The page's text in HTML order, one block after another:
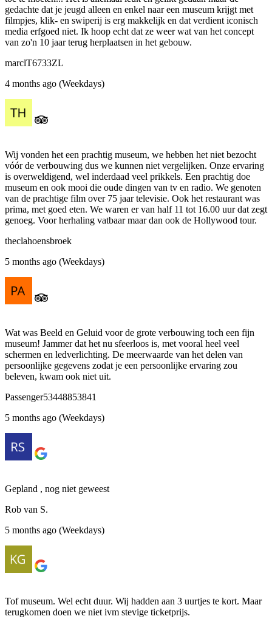
gedachte dat je jeugd alleen en enkel naar een museum krijgt met
filmpjes, klik- en swiperij is erg makkelijk en dat verdient iconisch
media erfgoed niet. Ik hoop echt dat ze weer wat van het concept
van zo'n 10 jaar terug herplaatsen in het gebouw.
marclT6733ZL
4 months ago (Weekdays)
Wij vonden het een prachtig museum, we hebben het niet bezocht
vóór de verbouwing dus we kunnen niet vergelijken. Onze ervaring
is overweldigend, wel inderdaad veel prikkels. Een prachtig doe
museum en ook mooi die oude dingen van tv en radio. We genoten
van de prachtige film over 75 jaar televisie. Ook het restaurant was
prima, met goed eten. We waren er van half 11 tot 16.00 uur dat zegt
genoeg. Voor herhaling vatbaar maar dan ook de Hollywood tour.
theclahoensbroek
5 months ago (Weekdays)
Wat was Beeld en Geluid voor de grote verbouwing toch een fijn
museum! Jammer dat het nu sfeerloos is, met vooral heel veel
schermen en ledverlichting. De meerwaarde van het delen van
persoonlijke gegevens zodat je een persoonlijke ervaring zou
beleven, kwam ook niet uit.
Passenger53448853841
5 months ago (Weekdays)
Gepland , nog niet geweest
Rob van S.
5 months ago (Weekdays)
Tof museum. Wel echt duur. Wij hadden aan 3 uurtjes te kort. Maar
terugkomen doen we niet ivm stevige ticketprijs.